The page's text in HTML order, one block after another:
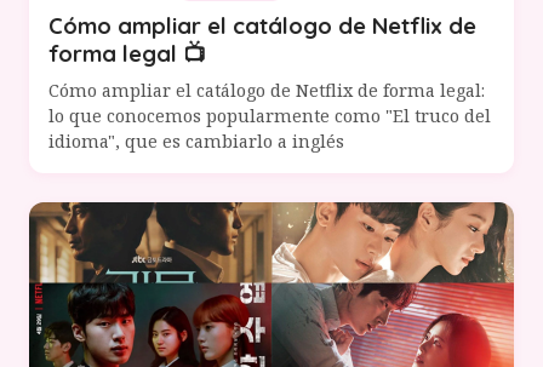
Cómo ampliar el catálogo de Netflix de
forma legal 📺
Cómo ampliar el catálogo de Netflix de forma legal:
lo que conocemos popularmente como "El truco del
idioma", que es cambiarlo a inglés